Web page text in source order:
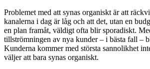
Problemet med att synas organiskt är att
kanalerna i dag är låg och att det, utan en
en plan framåt, väldigt ofta blir sporadiskt.
tillströmningen av nya kunder – i bästa fall –
Kunderna kommer med största sannolikhet
väljer att bara synas organiskt.